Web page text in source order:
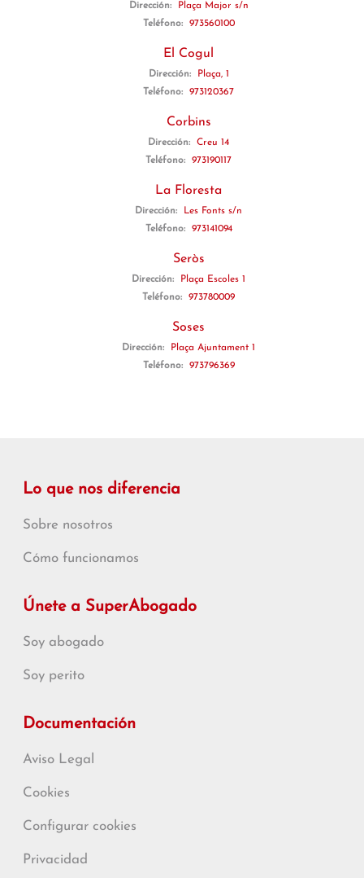
Dirección:
Plaça Major s/n
Teléfono:
973560100
El Cogul
Dirección:
Plaça, 1
Teléfono:
973120367
Corbins
Dirección:
Creu 14
Teléfono:
973190117
La Floresta
Dirección:
Les Fonts s/n
Teléfono:
973141094
Seròs
Dirección:
Plaça Escoles 1
Teléfono:
973780009
Soses
Dirección:
Plaça Ajuntament 1
Teléfono:
973796369
Lo que nos diferencia
Sobre nosotros
Cómo funcionamos
Únete a SuperAbogado
Soy abogado
Soy perito
Documentación
Aviso Legal
Cookies
Configurar cookies
Privacidad